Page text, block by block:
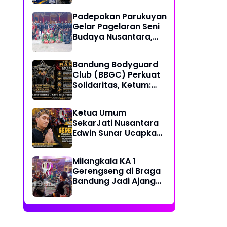
Care" Spirit
Padepokan Parukuyan
Gelar Pagelaran Seni
Budaya Nusantara,
Bandung Bodyguard
Club (BBGC) Perkuat
Solidaritas, Ketum:
Ketua Umum
SekarJati Nusantara
Edwin Sunar Ucapkan
Milangkala KA 1
Gerengseng di Braga
Bandung Jadi Ajang
Budaya Sunda